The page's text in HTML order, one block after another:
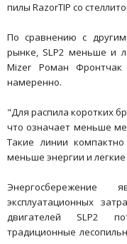
пилы RazorTIP со
По сравнению с
рынке, SLP2 меньше и
Mizer Роман
намеренно.
"Для распила коротких
что означает меньше
Такие линии
меньше энергии и
эксплуатационных
двигателей SLP2
традиционные